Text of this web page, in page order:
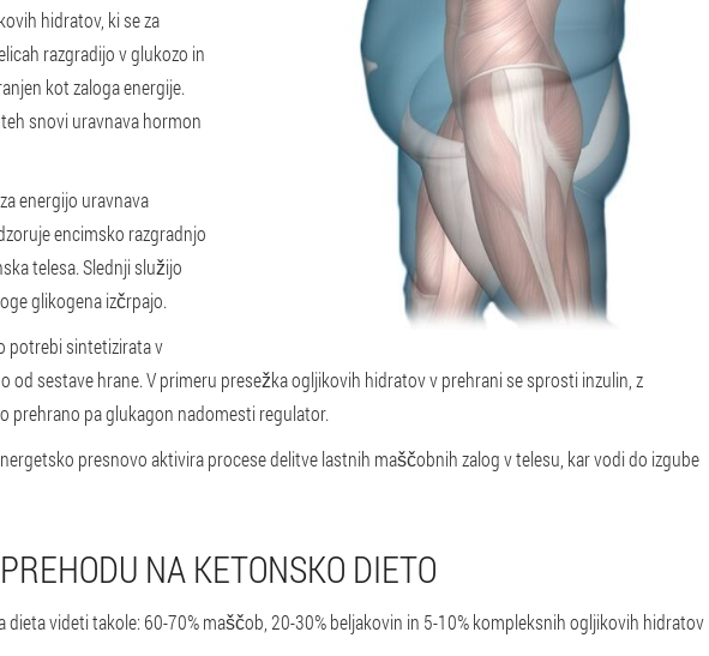
hidratov, ki se za
razgradijo v glukozo in
kot zaloga energije.
snovi uravnava hormon
energijo uravnava
encimsko razgradnjo
telesa. Slednji služijo
glikogena izčrpajo.
potrebi sintetizirata v
od sestave hrane. V primeru presežka ogljikovih hidratov v prehrani se sprosti inzulin, z
prehrano pa glukagon nadomesti regulator.
presnovo aktivira procese delitve lastnih maščobnih zalog v telesu, kar vodi do izgube
NA KETONSKO DIETO
dieta videti takole: 60-70% maščob, 20-30% beljakovin in 5-10% kompleksnih ogljikovih hidratov